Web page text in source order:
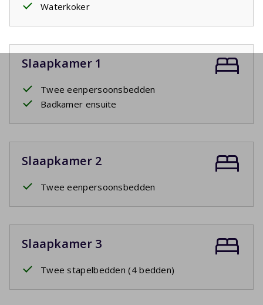
Waterkoker
Slaapkamer 1
Twee eenpersoonsbedden
Badkamer ensuite
Slaapkamer 2
Twee eenpersoonsbedden
Slaapkamer 3
Twee stapelbedden (4 bedden)